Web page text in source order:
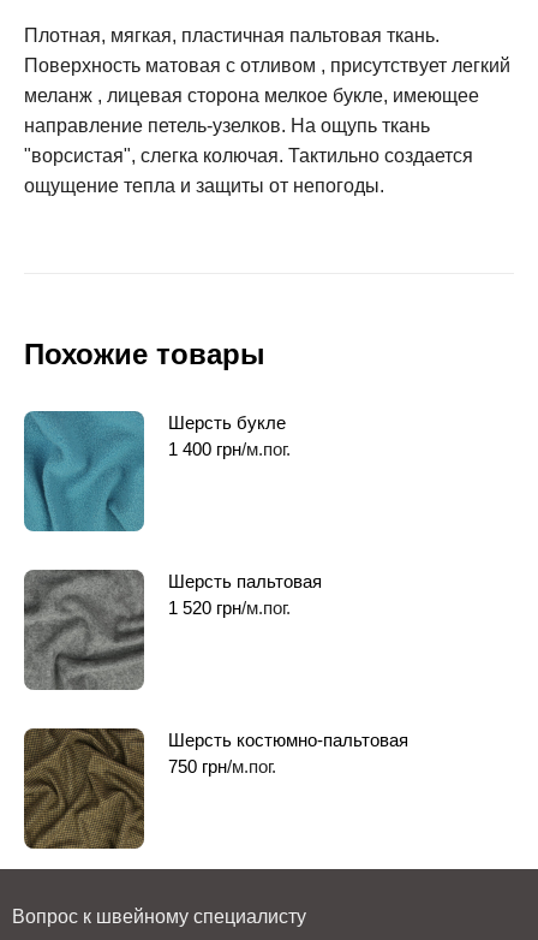
Плотная, мягкая, пластичная пальтовая ткань.
Поверхность матовая с отливом , присутствует легкий
меланж , лицевая сторона мелкое букле, имеющее
направление петель-узелков. На ощупь ткань
"ворсистая", слегка колючая. Тактильно создается
ощущение тепла и защиты от непогоды.
Похожие товары
Шерсть букле
1 400 грн/м.пог.
Шерсть пальтовая
1 520 грн/м.пог.
Шерсть костюмно-пальтовая
750 грн/м.пог.
Вопрос к швейному специалисту